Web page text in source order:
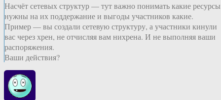
Насчёт сетевых структур — тут важно понимать какие ресурсы
нужны на их поддержание и выгоды участников какие.
Пример — вы создали сетевую структуру, а участники кинули
вас через хрен, не отчисляя вам нихрена. И не выполняя ваши
распоряжения.
Ваши действия?